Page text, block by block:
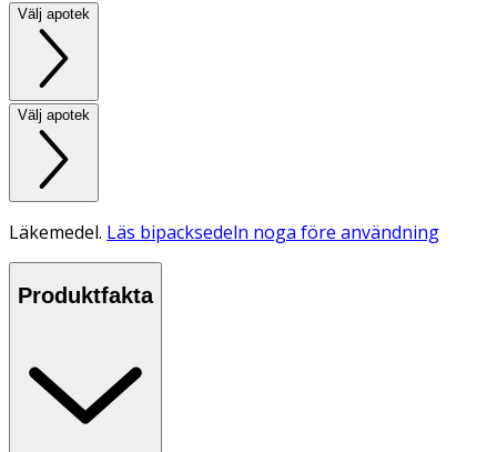
Välj apotek
Välj apotek
Läkemedel. Läs bipacksedeln noga före användning
Produktfakta